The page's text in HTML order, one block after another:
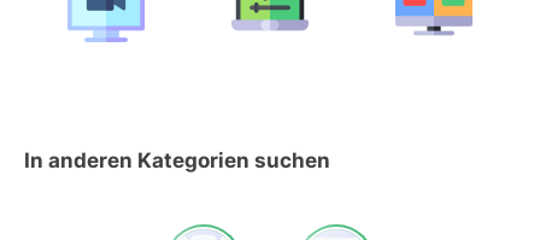
In anderen Kategorien suchen